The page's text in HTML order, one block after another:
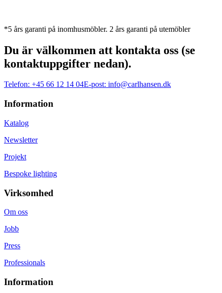
*5 års garanti på inomhusmöbler. 2 års garanti på utemöbler
Du är välkommen att kontakta oss (se
kontaktuppgifter nedan).
Telefon: +45 66 12 14 04E-post: info@carlhansen.dk
Information
Katalog
Newsletter
Projekt
Bespoke lighting
Virksomhed
Om oss
Jobb
Press
Professionals
Information